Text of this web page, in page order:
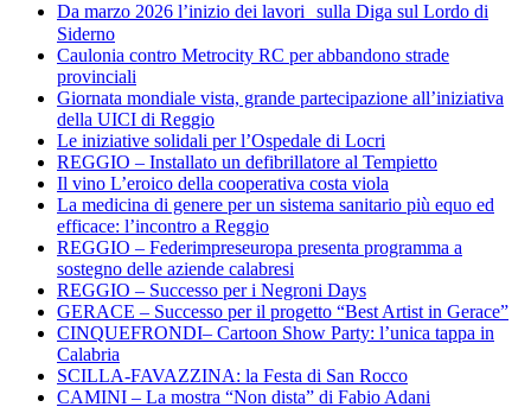
Da marzo 2026 l’inizio dei lavori sulla Diga sul Lordo di
Siderno
Caulonia contro Metrocity RC per abbandono strade
provinciali
Giornata mondiale vista, grande partecipazione all’iniziativa
della UICI di Reggio
Le iniziative solidali per l’Ospedale di Locri
REGGIO – Installato un defibrillatore al Tempietto
Il vino L’eroico della cooperativa costa viola
La medicina di genere per un sistema sanitario più equo ed
efficace: l’incontro a Reggio
REGGIO – Federimpreseuropa presenta programma a
sostegno delle aziende calabresi
REGGIO – Successo per i Negroni Days
GERACE – Successo per il progetto “Best Artist in Gerace”
CINQUEFRONDI– Cartoon Show Party: l’unica tappa in
Calabria
SCILLA-FAVAZZINA: la Festa di San Rocco
CAMINI – La mostra “Non dista” di Fabio Adani